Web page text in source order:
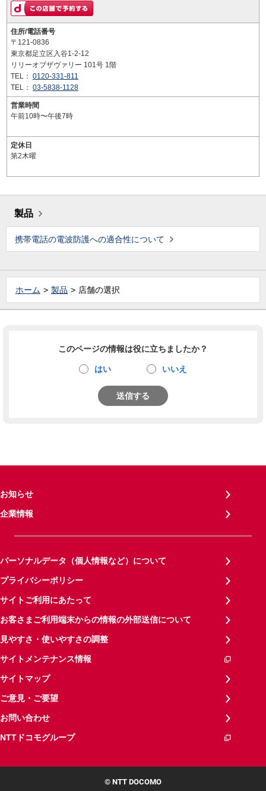
住所/電話番号
〒121-0836
東京都足立区入谷1-2-12
リリーオブザヴァリー 101号 1階
TEL： 0120-331-811
TEL： 03-5838-1128
営業時間
午前10時〜午後7時
定休日
第2木曜
製品
携帯電話の電波防護への適合性について
ホーム 製品 店舗の選択
このページの情報は役に立ちましたか？
はい いいえ
送信する
お知らせ
企業情報
パーソナルデータ（個人情報など）について
プライバシーポリシー
サイトご利用にあたって
お客さまご利用端末からの情報の外部送信について
見やすさ・使いやすさの調整
サイトメンテナンス情報
サイトマップ
ご意見・ご要望
お問い合わせ
NTTドコモグループ
© NTT DOCOMO